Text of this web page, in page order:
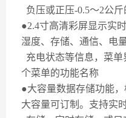
负压或正压-0.5～2公斤
●2.4寸高清彩屏显示实
湿度、存储、通信、电量
充电状态等信息，菜
个菜单的功能名称
●大容量数据存储功能
大容量可订制。支持实